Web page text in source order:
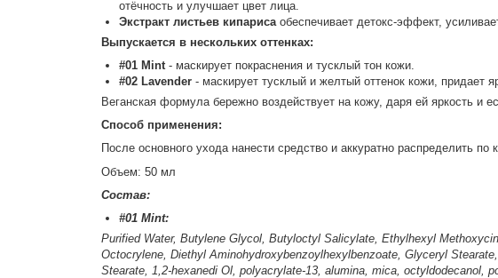
отёчность и улучшает цвет лица.
Экстракт листьев кипарисаобеспечивает детокс-эффект,
Выпускается в нескольких оттенках:
#01 Mint- маскирует покраснения и тусклый тон кожи.
#02 Lavender- маскирует тусклый и желтый оттенок кожи, придает
Веганская формула бережно воздействует на кожу, даря ей яркость и
Способ применения:
После основного ухода нанести средство и аккуратно распределить по
Объем: 50 мл
Состав:
#01 Mint:
Purified Water, Butylene Glycol, Butyloctyl Salicylate, Ethylhexyl
Octocrylene, Diethyl Aminohydroxybenzoylhexylbenzoate, Glyceryl
Stearate, 1,2-hexanedi Ol, polyacrylate-13, alumina, mica, octyldodecanol,